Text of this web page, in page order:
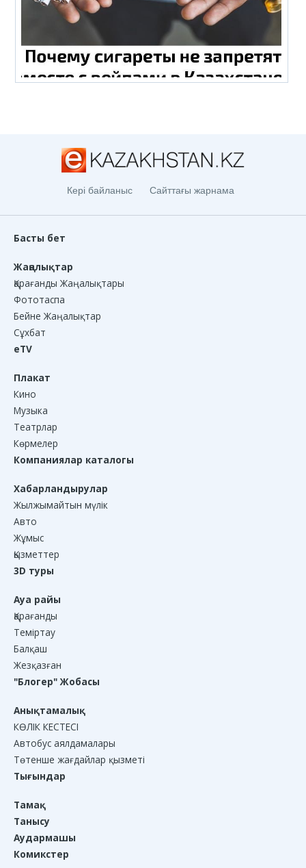
Кері байланыс Сайттағы жарнама
Басты бет
Жаңалықтар
Қарағанды Жаңалықтары
Фототаспа
Бейне Жаңалықтар
Сұхбат
eTV
Плакат
Кино
Музыка
Театрлар
Көрмелер
Компаниялар каталогы
Хабарландырулар
Жылжымайтын мүлік
Авто
Жұмыс
Қызметтер
3D туры
Ауа райы
Қарағанды
Теміртау
Балқаш
Жезқазған
"Блогер" Жобасы
Анықтамалық
КӨЛІК КЕСТЕСІ
Автобус аялдамалары
Төтенше жағдайлар қызметі
Тығындар
Тамақ
Танысу
Аудармашы
Комикстер